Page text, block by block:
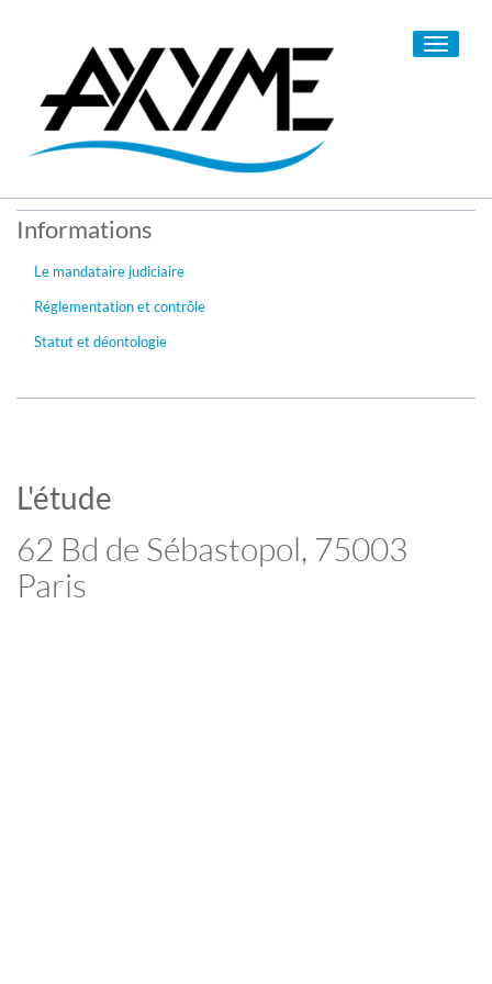
Toggle
Informations
Le mandataire judiciaire
Réglementation et contrôle
Statut et déontologie
L'étude
62 Bd de Sébastopol, 75003
Paris